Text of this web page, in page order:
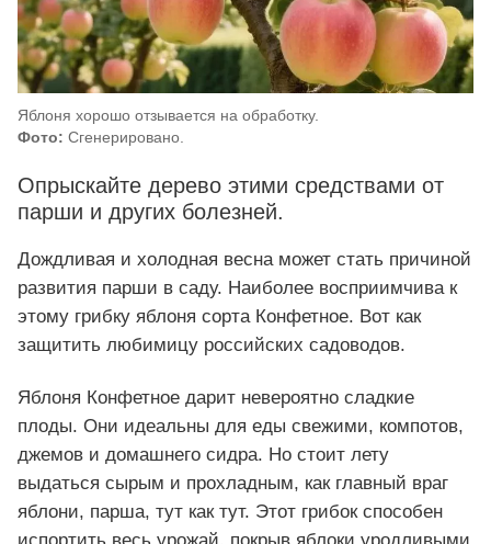
Яблоня хорошо отзывается на обработку.
Фото: Сгенерировано.
Опрыскайте дерево этими средствами от
парши и других болезней.
Дождливая и холодная весна может стать причиной
развития парши в саду. Наиболее восприимчива к
этому грибку яблоня сорта Конфетное. Вот как
защитить любимицу российских садоводов.
Яблоня Конфетное дарит невероятно сладкие
плоды. Они идеальны для еды свежими, компотов,
джемов и домашнего сидра. Но стоит лету
выдаться сырым и прохладным, как главный враг
яблони, парша, тут как тут. Этот грибок способен